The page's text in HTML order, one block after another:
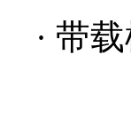
· 带